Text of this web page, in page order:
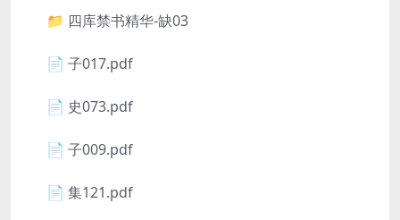
📁 四库禁书精华-缺03
📄 子017.pdf
📄 史073.pdf
📄 子009.pdf
📄 集121.pdf